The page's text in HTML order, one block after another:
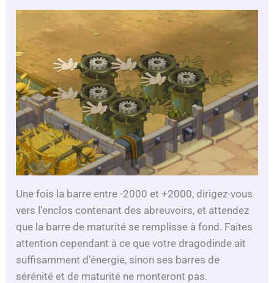
Une fois la barre entre -2000 et +2000, dirigez-vous
vers l’enclos contenant des abreuvoirs, et attendez
que la barre de maturité se remplisse à fond. Faites
attention cependant à ce que votre dragodinde ait
suffisamment d’énergie, sinon ses barres de
sérénité et de maturité ne monteront pas.